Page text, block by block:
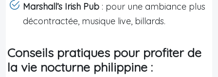
Marshall’s Irish Pub : pour une ambiance plus
décontractée, musique live, billards.
Conseils pratiques pour profiter de
la vie nocturne philippine :